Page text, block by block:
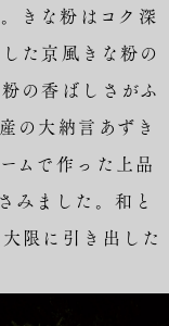
きな粉はコク深
た京風きな粉の
の香ばしさがふ
の大納言あずき
ムで作った上品
みました。和と
限に引き出した